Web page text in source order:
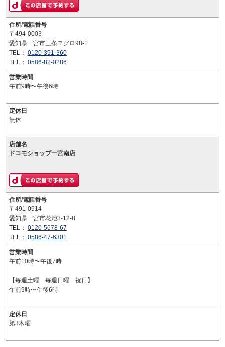
住所/電話番号
〒494-0003
愛知県一宮市三条ヱグロ98-1
TEL： 0120-391-360
TEL： 0586-82-0286
営業時間
午前9時〜午後6時
定休日
無休
店舗名
ドコモショップ一宮南店
住所/電話番号
〒491-0914
愛知県一宮市花池3-12-8
TEL： 0120-5678-67
TEL： 0586-47-6301
営業時間
午前10時〜午後7時
【毎週土曜 毎週日曜 祝日】
午前9時〜午後6時
定休日
第3木曜